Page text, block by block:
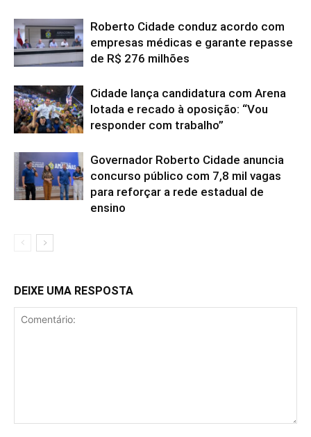
Roberto Cidade conduz acordo com
empresas médicas e garante repasse
de R$ 276 milhões
Cidade lança candidatura com Arena
lotada e recado à oposição: “Vou
responder com trabalho”
Governador Roberto Cidade anuncia
concurso público com 7,8 mil vagas
para reforçar a rede estadual de
ensino
DEIXE UMA RESPOSTA